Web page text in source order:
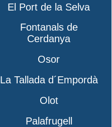
El Port de la Selva
Fontanals de
Cerdanya
Osor
La Tallada d´Empordà
Olot
Palafrugell